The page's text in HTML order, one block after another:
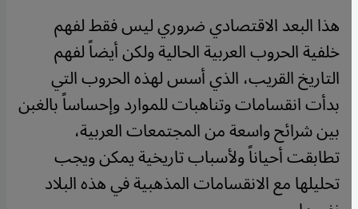
هذا البعد الاقتصادي ضروري ليس فقط لفهم
خلفية الحروب العربية الحالية ولكن أيضاً لفهم
التاريخ القريب، الذي أسس لهذه الحروب التي
بدأت انقسامات وتناهبات للموارد وإحساساً بالغبن
بين شرائح واسعة من المجتمعات العربية،
تطابقت أحياناً ولأسباب تاريخية يمكن ويجب
تحليلها مع الانقسامات المذهبية في هذه البلاد